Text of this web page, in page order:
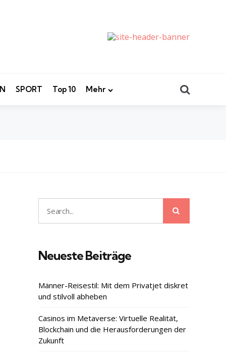
SPORT Top 10 Mehr
Search
for:
Neueste Beiträge
Männer-Reisestil: Mit dem Privatjet diskret
und stilvoll abheben
Casinos im Metaverse: Virtuelle Realität,
Blockchain und die Herausforderungen der
Zukunft